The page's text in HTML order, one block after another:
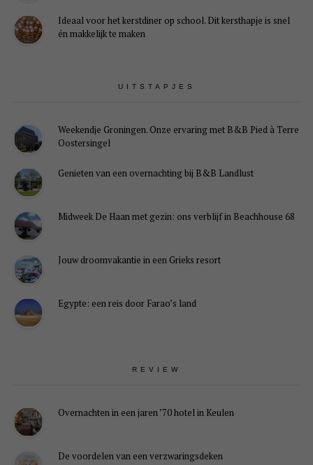
Ideaal voor het kerstdiner op school. Dit kersthapje is snel
én makkelijk te maken
UITSTAPJES
Weekendje Groningen. Onze ervaring met B&B Pied à Terre
Oostersingel
Genieten van een overnachting bij B&B Landlust
Midweek De Haan met gezin: ons verblijf in Beachhouse 68
Jouw droomvakantie in een Grieks resort
Egypte: een reis door Farao’s land
REVIEW
Overnachten in een jaren ’70 hotel in Keulen
De voordelen van een verzwaringsdeken